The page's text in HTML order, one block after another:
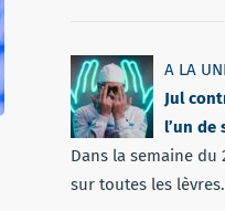
A LA
Jul
l’un de
Dans la semaine
sur toutes les lèvres.